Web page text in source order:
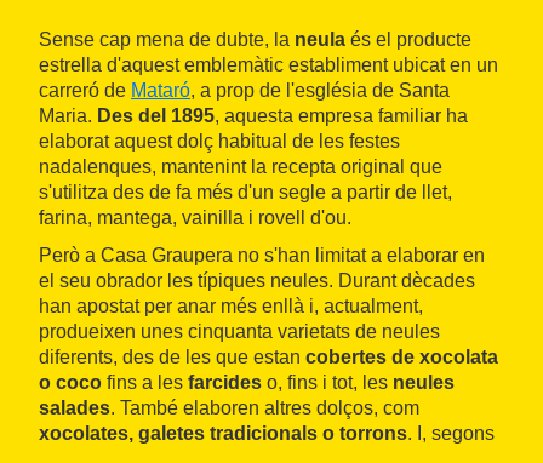
Sense cap mena de dubte, la neula és el producte
estrella d'aquest emblemàtic establiment ubicat en un
carreró de Mataró, a prop de l'església de Santa
Maria. Des del 1895, aquesta empresa familiar ha
elaborat aquest dolç habitual de les festes
nadalenques, mantenint la recepta original que
s'utilitza des de fa més d'un segle a partir de llet,
farina, mantega, vainilla i rovell d'ou.
Però a Casa Graupera no s'han limitat a elaborar en
el seu obrador les típiques neules. Durant dècades
han apostat per anar més enllà i, actualment,
produeixen unes cinquanta varietats de neules
diferents, des de les que estan cobertes de xocolata
o coco fins a les farcides o, fins i tot, les neules
salades. També elaboren altres dolços, com
xocolates, galetes tradicionals o torrons. I, segons